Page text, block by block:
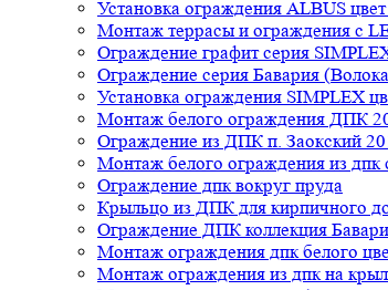
Установка ограждения ALBUS
Монтаж террасы и ограждения с
Ограждение графит серия
Ограждение серия Бавария
Установка ограждения SIMPLEX
Монтаж белого ограждения ДПК
Ограждение из ДПК п. Заокский
Монтаж белого ограждения из дпк
Ограждение дпк вокруг пруда
Крыльцо из ДПК для кирпичного
Ограждение ДПК коллекция
Монтаж ограждения дпк белого
Монтаж ограждения из дпк на